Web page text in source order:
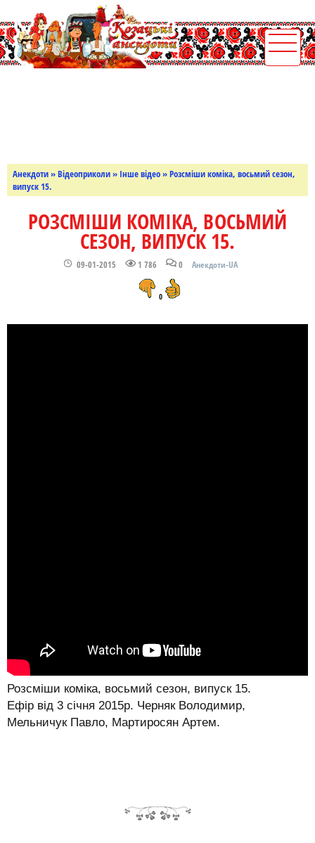
Анекдоти»Відеоприколи» Інше відео» Розсміши коміка, восьмий сезон,
випуск 15.
РОЗСМІШИ КОМІКА, ВОСЬМИЙ
СЕЗОН, ВИПУСК 15.
09-01-2015 1 786 0 Анекдоти-UA
0
Розсміши коміка, восьмий сезон, випуск 15.
Ефір від 3 січня 2015р. Черняк Володимир,
Мельничук Павло, Мартиросян Артем.